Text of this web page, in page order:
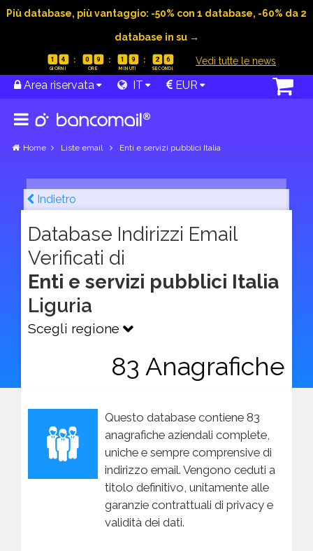
Più database, più vantaggio: -50% con 1 database, -60% da 2
database in su →
1 4 0 9 1 9 2 5 Vedi tutte le news
Area riservata IT EUR
Home Liste email Enti e servizi pubblici Italia
Indietro
Database Indirizzi Email
Verificati di
Enti e servizi pubblici Italia
Liguria
Scegli regione
83 Anagrafiche
Questo database contiene 83
anagrafiche aziendali complete,
uniche e sempre comprensive di
indirizzo email. Vengono ceduti a
titolo definitivo, unitamente alle
garanzie contrattuali di privacy e
validità dei dati.